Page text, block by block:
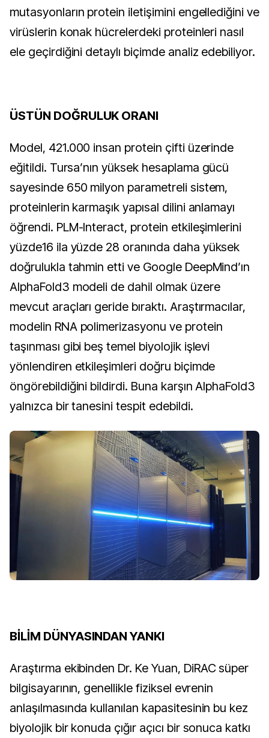
mutasyonların protein iletişimini engellediğini ve
virüslerin konak hücrelerdeki proteinleri nasıl
ele geçirdiğini detaylı biçimde analiz edebiliyor.
ÜSTÜN DOĞRULUK ORANI
Model, 421.000 insan protein çifti üzerinde
eğitildi. Tursa’nın yüksek hesaplama gücü
sayesinde 650 milyon parametreli sistem,
proteinlerin karmaşık yapısal dilini anlamayı
öğrendi. PLM-Interact, protein etkileşimlerini
yüzde16 ila yüzde 28 oranında daha yüksek
doğrulukla tahmin etti ve Google DeepMind’ın
AlphaFold3 modeli de dahil olmak üzere
mevcut araçları geride bıraktı. Araştırmacılar,
modelin RNA polimerizasyonu ve protein
taşınması gibi beş temel biyolojik işlevi
yönlendiren etkileşimleri doğru biçimde
öngörebildiğini bildirdi. Buna karşın AlphaFold3
yalnızca bir tanesini tespit edebildi.
BİLİM DÜNYASINDAN YANKI
Araştırma ekibinden Dr. Ke Yuan, DiRAC süper
bilgisayarının, genellikle fiziksel evrenin
anlaşılmasında kullanılan kapasitesinin bu kez
biyolojik bir konuda çığır açıcı bir sonuca katkı